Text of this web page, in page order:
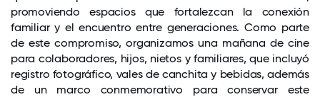
promoviendo espacios que fortalezcan la conexión
familiar y el encuentro entre generaciones. Como parte
de este compromiso, organizamos una mañana de cine
para colaboradores, hijos, nietos y familiares, que incluyó
registro fotográfico, vales de canchita y bebidas, además
de un marco conmemorativo para conservar este